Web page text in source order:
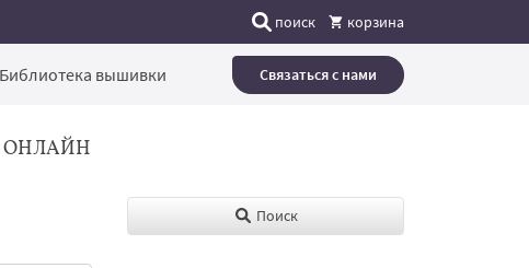
поиск корзина
Библиотека вышивки Связаться с нами
Поиск